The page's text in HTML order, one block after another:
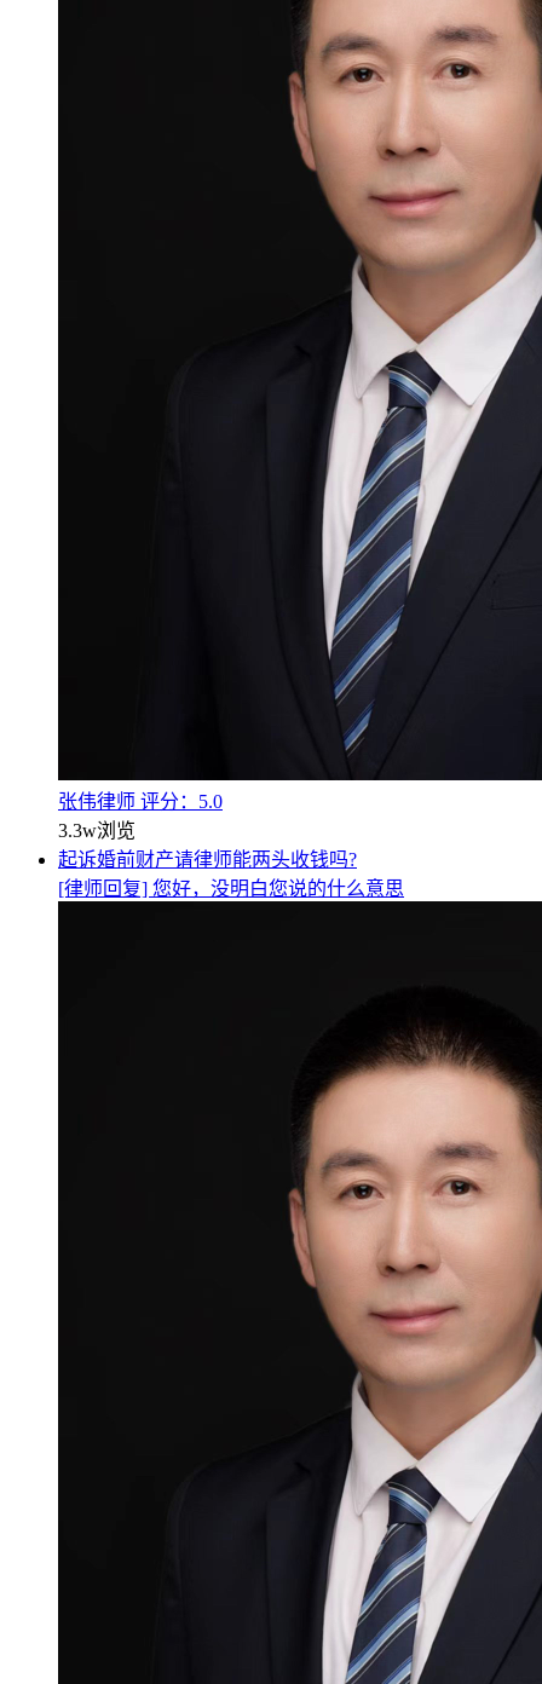
张伟律师 评分：5.0
3.3w浏览
起诉婚前财产请律师能两头收钱吗?
[律师回复] 您好，没明白您说的什么意思